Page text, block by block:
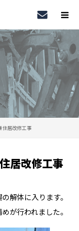
住居改修工事
居改修工事
解体に入ります。
が行われました。